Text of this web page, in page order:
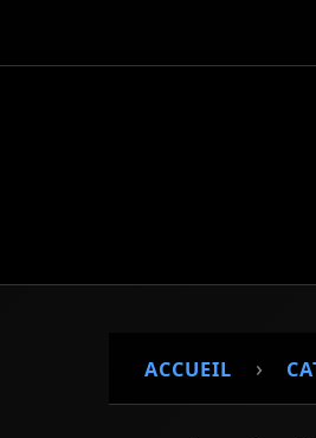
ACCUEIL ›